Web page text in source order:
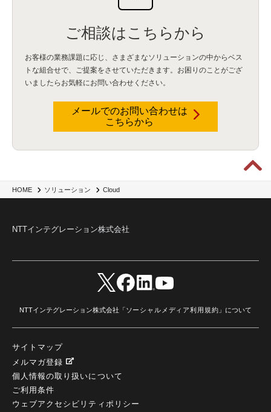
HOME ソリューション Cloud
ご相談はこちらから
お客様の業務課題に応じ、さまざまなソリューションの中からベス
トな組合せで、
ご提案をさせていただきます。お困りのことがござ
いましたらお気軽にお問い合わせください。
メールでのお問い合わせは
こちらから
NTTインテグレーション株式会社
NTTインテグレーション株式会社「ソーシャルメディア利用規約 」について
サイトマップ
メルマガ登録
個人情報の取り扱いについて
ご利用条件
ウェブアクセシビリティポリシー